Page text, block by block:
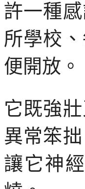
許一種
所學校
便開放。
它既強
異常笨
讓它神